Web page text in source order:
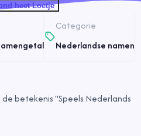
heet Loetje
Categorie
Nederlandse namen
betekenis "Speels Nederlands